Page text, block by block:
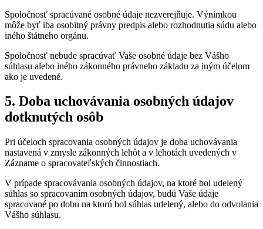
Spoločnosť spracúvané osobné údaje nezverejňuje. Výnimkou
môže byť iba osobitný právny predpis alebo rozhodnutia súdu alebo
iného štátneho orgánu.
Spoločnosť nebude spracúvať Vaše osobné údaje bez Vášho
súhlasu alebo iného zákonného právneho základu za iným účelom
ako je uvedené.
5. Doba uchovávania osobných údajov
dotknutých osôb
Pri účeloch spracovania osobných údajov je doba uchovávania
nastavená v zmysle zákonných lehôt a v lehotách uvedených v
Zázname o spracovateľských činnostiach.
V prípade spracovávania osobných údajov, na ktoré bol udelený
súhlas so spracovaním osobných údajov, budú Vaše údaje
spracované po dobu na ktorú bol súhlas udelený, alebo do odvolania
Vášho súhlasu.